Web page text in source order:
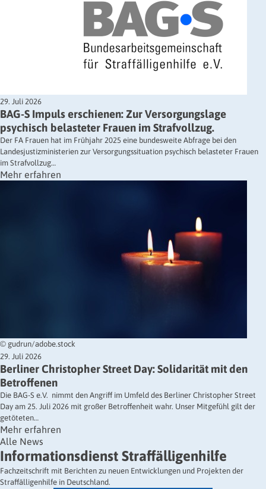
29. Juli 2026
BAG-S Impuls erschienen: Zur Versorgungslage
psychisch belasteter Frauen im Strafvollzug.
Der FA Frauen hat im Frühjahr 2025 eine bundesweite Abfrage bei den
Landesjustizministerien zur Versorgungssituation psychisch belasteter Frauen
im Strafvollzug…
Mehr erfahren
© gudrun/adobe.stock
29. Juli 2026
Berliner Christopher Street Day: Solidarität mit den
Betroffenen
Die BAG-S e.V. nimmt den Angriff im Umfeld des Berliner Christopher Street
Day am 25. Juli 2026 mit großer Betroffenheit wahr. Unser Mitgefühl gilt der
getöteten…
Mehr erfahren
Alle News
Informationsdienst Straffälligenhilfe
Fachzeitschrift mit Berichten zu neuen Entwicklungen und Projekten der
Straffälligenhilfe in Deutschland.